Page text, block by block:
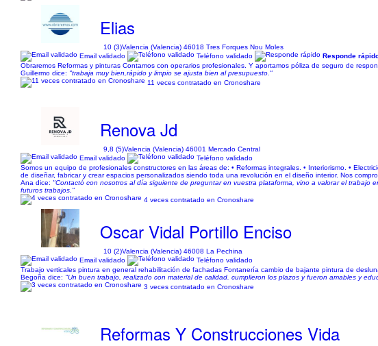
Elias
10 (3)Valencia (Valencia) 46018 Tres Forques Nou Moles
Email validado
Teléfono validado
Responde
Obraremos Reformas y pinturas Contamos con operarios profesionales. Y aportamos póliza de seguro de
Guillermo dice: "trabaja muy bien,rápido y limpio se ajusta bien al presupuesto."
11 veces contratado en Cronoshare
Renova Jd
9,8 (5)Valencia (Valencia) 46001 Mercado Central
Email validado
Teléfono validado
Somos un equipo de profesionales constructores en las áreas de: • Reformas integrales. • Interiorismo. •
de diseñar, fabricar y crear espacios personalizados siendo toda una revolución en el diseño interior. Nos
Ana dice: "Contactó con nosotros al día siguiente de preguntar en vuestra plataforma, vino a valorar el
futuros trabajos."
4 veces contratado en Cronoshare
Oscar Vidal Portillo Enciso
10 (2)Valencia (Valencia) 46008 La Pechina
Email validado
Teléfono validado
Trabajo verticales pintura en general rehabilitación de fachadas Fontanería cambio de bajante pintura de
Begoña dice: "Un buen trabajo, realizado con material de calidad. cumplieron los plazos y fueron amables y
3 veces contratado en Cronoshare
Reformas Y Construcciones Vida